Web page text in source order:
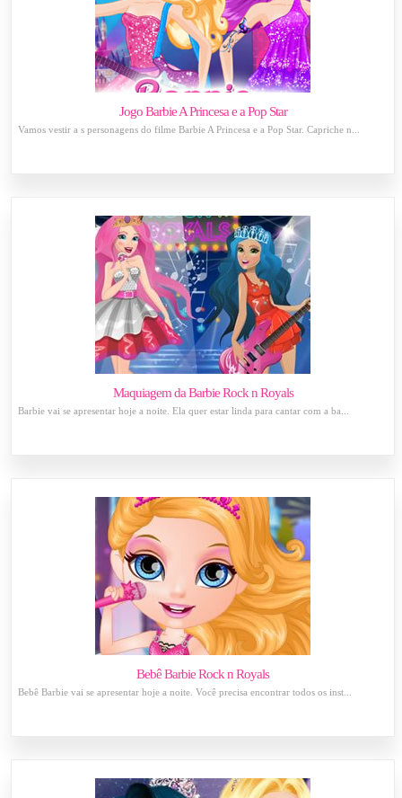
Jogo Barbie A Princesa e a Pop Star
Vamos vestir a s personagens do filme Barbie A Princesa e a Pop Star. Capriche n...
Maquiagem da Barbie Rock n Royals
Barbie vai se apresentar hoje a noite. Ela quer estar linda para cantar com a ba...
Bebê Barbie Rock n Royals
Bebê Barbie vai se apresentar hoje a noite. Você precisa encontrar todos os inst...